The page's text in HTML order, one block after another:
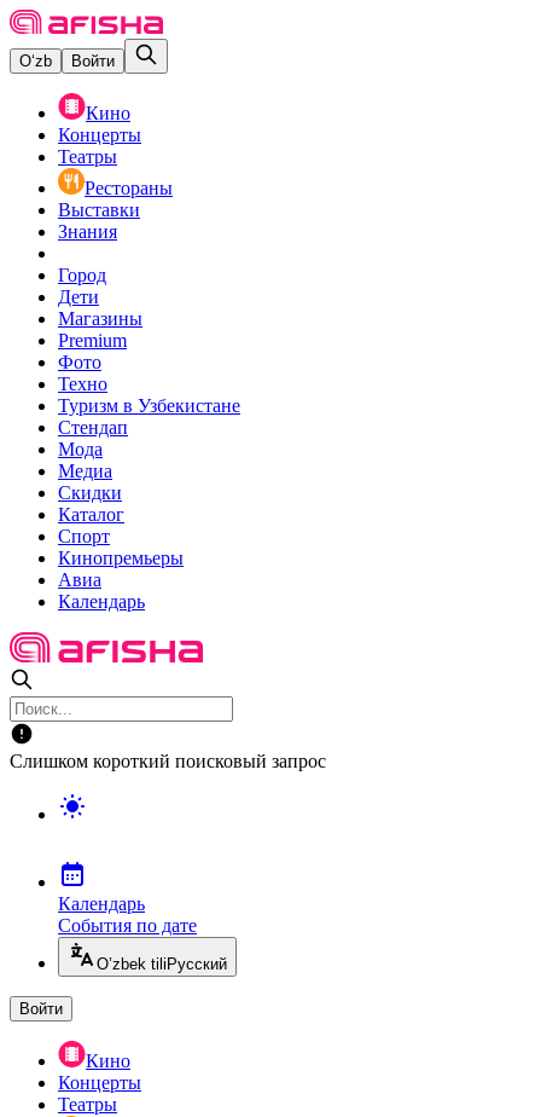
O‘zb Войти
Кино
Концерты
Театры
Рестораны
Выставки
Знания
Город
Дети
Магазины
Premium
Фото
Техно
Туризм в Узбекистане
Стендап
Мода
Медиа
Скидки
Каталог
Спорт
Кинопремьеры
Авиа
Календарь
Слишком короткий поисковый запрос
Календарь
События по дате
O’zbek tili Русский
Войти
Кино
Концерты
Театры